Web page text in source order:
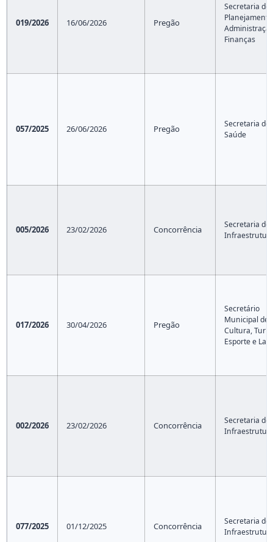
019/2026 16/06/2026 Pregão
Secretaria de
Finanças
057/2025 26/06/2026 Pregão
Secretaria de
Saúde
005/2026 23/02/2026 Concorrência
Secretaria de
017/2026 30/04/2026 Pregão
Secretário
Municipal de
Cultura,
Esporte e
002/2026 23/02/2026 Concorrência
Secretaria de
077/2025 01/12/2025 Concorrência
Secretaria de